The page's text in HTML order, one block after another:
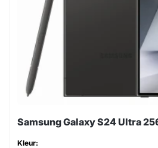
Samsung Galaxy S24 Ultra
Kleur: